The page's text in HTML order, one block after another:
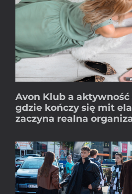
Avon Klub a aktywność
gdzie kończy się mit
zaczyna realna